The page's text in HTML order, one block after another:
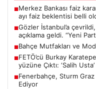
■Merkez Bankası faiz
ayı faiz beklentisi belli
■Gözler İstanbul’a
açıklama geldi. “Yeni
■Bahçe Mutfakları ve
■FETÖ’cü Burkay
yüzüne Çıktı: ‘Salih
■Fenerbahçe, Sturm Graz
Ediyor